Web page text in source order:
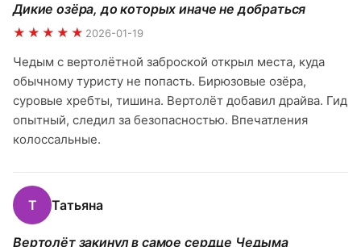
Дикие озёра, до которых иначе не добраться
★★★★★ 2026-01-19
Чедым с вертолётной заброской открыл места, куда
обычному туристу не попасть. Бирюзовые озёра,
суровые хребты, тишина. Вертолёт добавил драйва. Гид
опытный, следил за безопасностью. Впечатления
колоссальные.
Т Татьяна
Вертолёт закинул в самое сердце Чедыма